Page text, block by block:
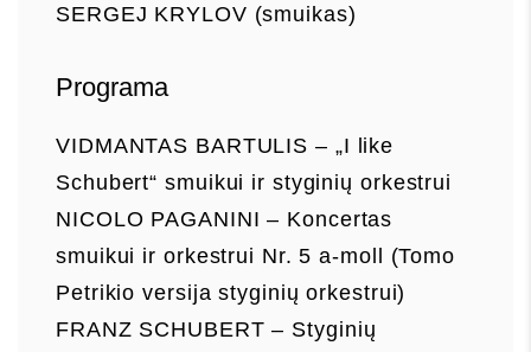
SERGEJ KRYLOV (smuikas)
Programa
VIDMANTAS BARTULIS – „I like
Schubert“ smuikui ir styginių orkestrui
NICOLO PAGANINI – Koncertas
smuikui ir orkestrui Nr. 5 a-moll (Tomo
Petrikio versija styginių orkestrui)
FRANZ SCHUBERT – Styginių